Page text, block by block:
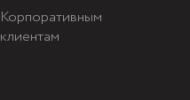
Корпоративным
клиентам